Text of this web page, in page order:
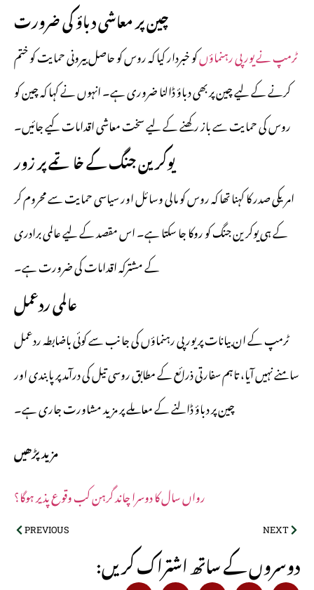
چین پر معاشی دباؤ کی ضرورت
ٹرمپ نے یورپی رہنماؤںکو خبردار کیا کہ روس کو حاصل بیرونی حمایت کو ختم
کرنے کے لیے چین پر بھی دباؤ ڈالنا ضروری ہے۔ انہوں نے کہا کہ چین کو
روس کی حمایت سے باز رکھنے کے لیے سخت معاشی اقدامات کیے جائیں۔
یوکرین جنگ کے خاتمے پر زور
امریکی صدر کا کہنا تھا کہ روس کو مالی وسائل اور سیاسی حمایت سے محروم کر
کے ہی یوکرین جنگ کو روکا جا سکتا ہے۔ اس مقصد کے لیے عالمی برادری
کے مشترکہ اقدامات کی ضرورت ہے۔
عالمی ردعمل
ٹرمپ کے ان بیانات پر یورپی رہنماؤں کی جانب سے کوئی باضابطہ ردعمل
سامنے نہیں آیا، تاہم سفارتی ذرائع کے مطابق روسی تیل کی درآمد پر پابندی اور
چین پر دباؤ ڈالنے کے معاملے پر مزید مشاورت جاری ہے۔
مزید پڑھیں
رواں سال کا دوسرا چاند گرہن کب وقوع پذیر ہوگا؟
PREVIOUS NEXT
:دوسروں کے ساتھ اشتراک کریں